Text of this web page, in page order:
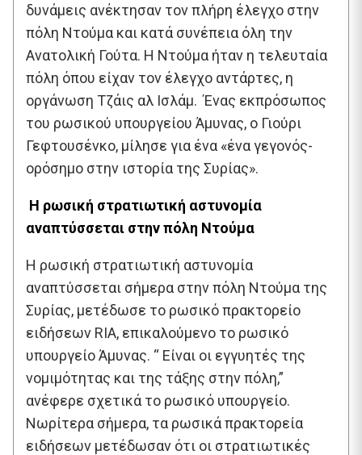
δυνάμεις ανέκτησαν τον πλήρη έλεγχο στην
πόλη Ντούμα και κατά συνέπεια όλη την
Ανατολική Γούτα. Η Ντούμα ήταν η τελευταία
πόλη όπου είχαν τον έλεγχο αντάρτες, η
οργάνωση Τζάις αλ Ισλάμ. Ένας εκπρόσωπος
του ρωσικού υπουργείου Άμυνας, ο Γιούρι
Γεφτουσένκο, μίλησε για ένα «ένα γεγονός-
ορόσημο στην ιστορία της Συρίας».
Η ρωσική στρατιωτική αστυνομία
αναπτύσσεται στην πόλη Ντούμα
Η ρωσική στρατιωτική αστυνομία
αναπτύσσεται σήμερα στην πόλη Ντούμα της
Συρίας, μετέδωσε το ρωσικό πρακτορείο
ειδήσεων RIA, επικαλούμενο το ρωσικό
υπουργείο Άμυνας. “ Είναι οι εγγυητές της
νομιμότητας και της τάξης στην πόλη,”
ανέφερε σχετικά το ρωσικό υπουργείο.
Νωρίτερα σήμερα, τα ρωσικά πρακτορεία
ειδήσεων μετέδωσαν ότι οι στρατιωτικές